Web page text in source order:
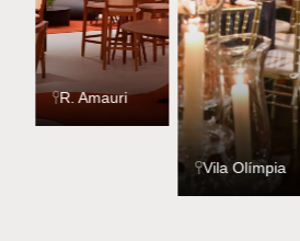
R. Amauri
Vila Olímpia